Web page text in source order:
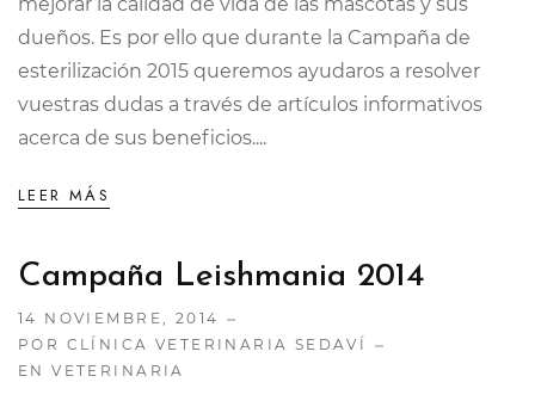
dueños. Es por ello que durante la Campaña de
esterilización 2015 queremos ayudaros a resolver
vuestras dudas a través de artículos informativos
acerca de sus beneficios....
LEER MÁS
Campaña Leishmania 2014
14 NOVIEMBRE, 2014
POR CLÍNICA VETERINARIA SEDAVÍ
ENVETERINARIA